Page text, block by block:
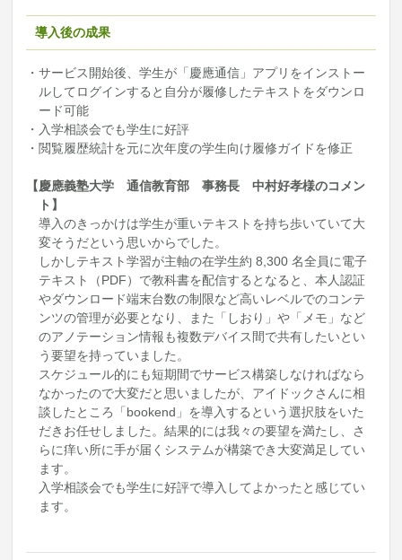
導入後の成果
・サービス開始後、学生が「慶應通信」アプリをインストー
ルしてログインすると自分が履修したテキストをダウンロ
ード可能
・入学相談会でも学生に好評
・閲覧履歴統計を元に次年度の学生向け履修ガイドを修正
【慶應義塾大学 通信教育部 事務長 中村好孝様のコメン
ト】
導入のきっかけは学生が重いテキストを持ち歩いていて大
変そうだという思いからでした。
しかしテキスト学習が主軸の在学生約 8,300 名全員に電子
テキスト（PDF）で教科書を配信するとなると、本人認証
やダウンロード端末台数の制限など高いレベルでのコンテ
ンツの管理が必要となり、また「しおり」や「メモ」など
のアノテーション情報も複数デバイス間で共有したいとい
う要望を持っていました。
スケジュール的にも短期間でサービス構築しなければなら
なかったので大変だと思いましたが、アイドックさんに相
談したところ「bookend」を導入するという選択肢をいた
だきお任せしました。結果的には我々の要望を満たし、さ
らに痒い所に手が届くシステムが構築でき大変満足してい
ます。
入学相談会でも学生に好評で導入してよかったと感じてい
ます。